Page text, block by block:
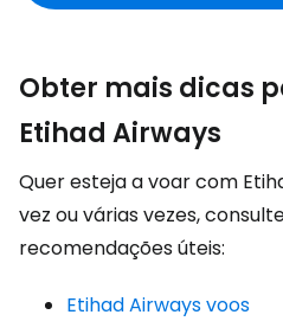
Obter mais dicas
Etihad Airways
Quer esteja a voar com
vez ou várias vezes,
recomendações úteis:
Etihad Airways voos